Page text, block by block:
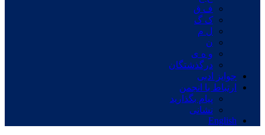
ف ق
ک گ
ل م
ن
و ه ی
درگذشتگان
جوایز ادبی
ارتباط با انجمن
پیام بگذارید
نشانی
English